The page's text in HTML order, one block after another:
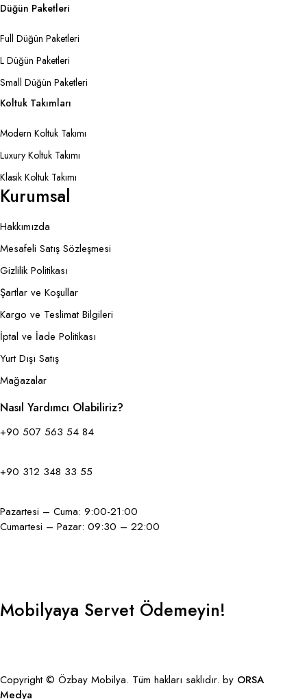
Düğün Paketleri
Full Düğün Paketleri
L Düğün Paketleri
Small Düğün Paketleri
Koltuk Takımları
Modern Koltuk Takımı
Luxury Koltuk Takımı
Klasik Koltuk Takımı
Kurumsal
Hakkımızda
Mesafeli Satış Sözleşmesi
Gizlilik Politikası
Şartlar ve Koşullar
Kargo ve Teslimat Bilgileri
İptal ve İade Politikası
Yurt Dışı Satış
Mağazalar
Nasıl Yardımcı Olabiliriz?
+90 507 563 54 84
+90 312 348 33 55
Pazartesi – Cuma: 9:00-21:00
Cumartesi – Pazar: 09:30 – 22:00
Mobilyaya Servet Ödemeyin!
Copyright © Özbay Mobilya. Tüm hakları saklıdır. by ORSA
Medya